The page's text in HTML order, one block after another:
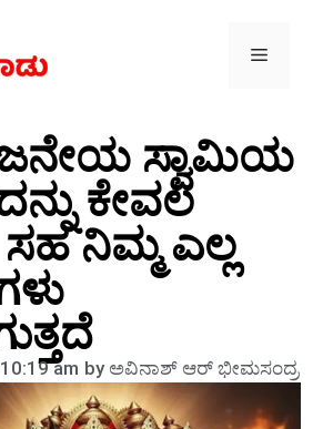
ಸ್ವಾಮಿಯ
ಕೇವಲ
ನಿಮ್ಮ ಎಲ್ಲ
10:19 am byಅವಿನಾಶ್‌ ಆರ್‌ ಭೀಮಸಂದ್ರ